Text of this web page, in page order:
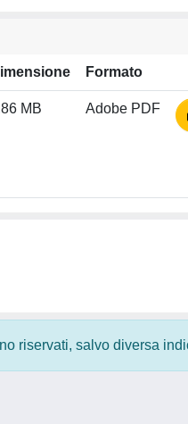
Formato
MB Adobe PDF
riservati, salvo diversa